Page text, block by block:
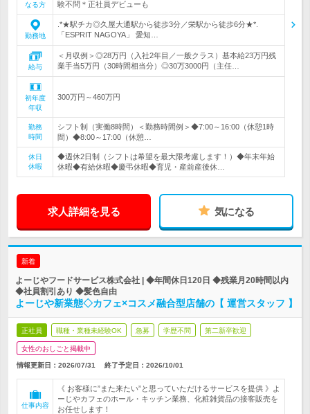
なる方
験不問＊正社員デビューも
勤務地
.*★駅チカ◎久屋大通駅から徒歩3分／栄駅から徒歩6分★*.
「ESPRIT NAGOYA」 愛知…
給与
＜月収例＞◎28万円（入社2年目／一般クラス）基本給23万円残
業手当5万円（30時間相当分）◎30万3000円（主任…
初年度
年収
300万円～460万円
勤務
時間
シフト制（実働8時間）＜勤務時間例＞◆7:00～16:00（休憩1時
間）◆8:00～17:00（休憩…
休日
休暇
◆週休2日制（シフトは希望を最大限考慮します！）◆年末年始
休暇◆有給休暇◆慶弔休暇◆育児・産前産後休…
求人詳細を見る 気になる
新着
よーじやフードサービス株式会社 | ◆年間休日120日 ◆残業月20時間以内
◆社員割引あり ◆髪色自由
よーじや新業態◇カフェ×コスメ融合型店舗の【 運営スタッフ 】
正社員 職種・業種未経験OK 急募 学歴不問 第二新卒歓迎
女性のおしごと掲載中
情報更新日：2026/07/31 終了予定日： 2026/10/01
仕事内容
《 お客様に”また来たい”と思っていただけるサービスを提供 》よ
ーじやカフェのホール・キッチン業務、化粧雑貨品の接客販売を
お任せします！